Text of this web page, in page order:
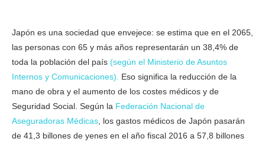
Japón es una sociedad que envejece: se estima que en el 2065,
las personas con 65 y más años representarán un 38,4% de
toda la población del país (según el Ministerio de Asuntos
Internos y Comunicaciones). Eso significa la reducción de la
mano de obra y el aumento de los costes médicos y de
Seguridad Social. Según la Federación Nacional de
Aseguradoras Médicas, los gastos médicos de Japón pasarán
de 41,3 billones de yenes en el año fiscal 2016 a 57,8 billones